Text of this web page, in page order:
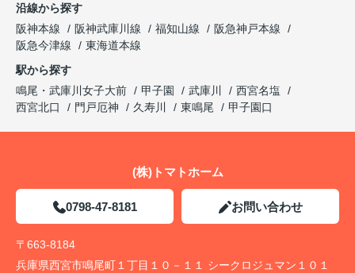
沿線から探す
阪神本線
阪神武庫川線 福知山線
阪急神戸本線
阪急今津線
東海道本線
駅から探す
鳴尾・武庫川女子大前
甲子園 武庫川
西宮名塩
西宮北口
門戸厄神 久寿川 東鳴尾 甲子園口
(株)トマトホーム
0798-47-8181 お問い合わせ
〒663-8184
兵庫県西宮市鳴尾町１丁目１０－１１ シークロジュマン１０１